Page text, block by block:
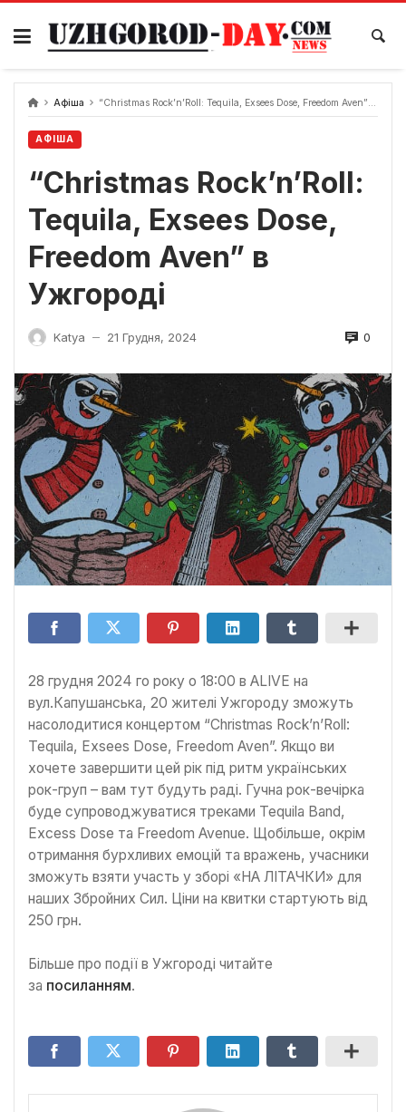
Skip
content
Афіша “Christmas Rock’n’Roll: Tequila, Exsees Dose, Freedom Aven” в Ужгороді
АФІША
“Christmas Rock’n’Roll:
Tequila, Exsees Dose,
Freedom Aven” в
Ужгороді
Katya — 21 Грудня, 2024 0
28 грудня 2024 го року о 18:00 в ALIVE на
вул.Капушанська, 20 жителі Ужгороду зможуть
насолодитися концертом “Christmas Rock’n’Roll:
Tequila, Exsees Dose, Freedom Aven”. Якщо ви
хочете завершити цей рік під ритм українських
рок-груп – вам тут будуть раді. Гучна рок-вечірка
буде супроводжуватися треками Tequila Band,
Excess Dose та Freedom Avenue. Щобільше, окрім
отримання бурхливих емоцій та вражень, учасники
зможуть взяти участь у зборі «НА ЛІТАЧКИ» для
наших Збройних Сил. Ціни на квитки стартують від
250 грн.
Більше про події в Ужгороді читайте
за посиланням.